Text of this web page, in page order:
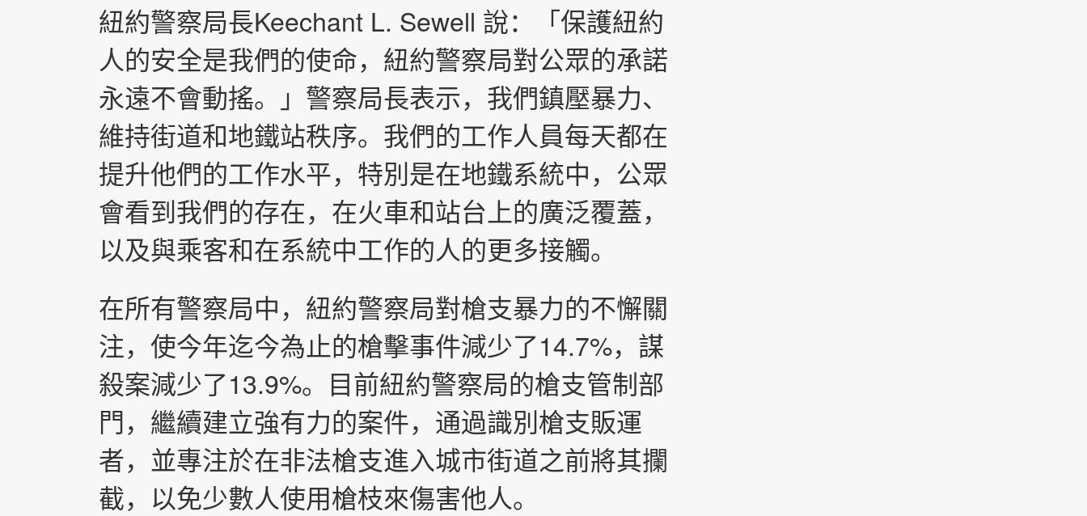
紐約警察局長Keechant L. Sewell 說：「保護紐約
人的安全是我們的使命，紐約警察局對公眾的承諾
永遠不會動搖。」警察局長表示，我們鎮壓暴力、
維持街道和地鐵站秩序。我們的工作人員每天都在
提升他們的工作水平，特別是在地鐵系統中，公眾
會看到我們的存在，在火車和站台上的廣泛覆蓋，
以及與乘客和在系統中工作的人的更多接觸。
在所有警察局中，紐約警察局對槍支暴力的不懈關
注，使今年迄今為止的槍擊事件減少了14.7%，謀
殺案減少了13.9%。目前紐約警察局的槍支管制部
門，繼續建立強有力的案件，通過識別槍支販運
者，並專注於在非法槍支進入城市街道之前將其攔
截，以免少數人使用槍枝來傷害他人。